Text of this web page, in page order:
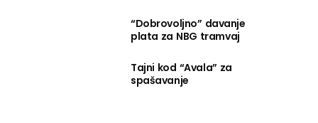
“Dobrovoljno” davanje
plata za NBG tramvaj
Tajni kod “Avala” za
spašavanje